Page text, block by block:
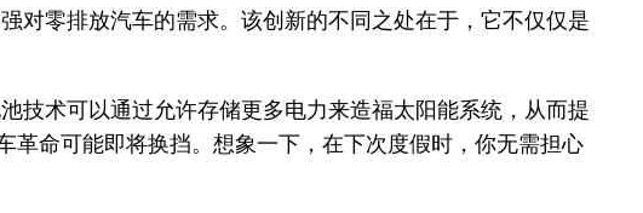
对零排放汽车的需求。该创新的不同之处在于，它不仅仅是
技术可以通过允许存储更多电力来造福太阳能系统，从而提
命可能即将换挡。想象一下，在下次度假时，你无需担心